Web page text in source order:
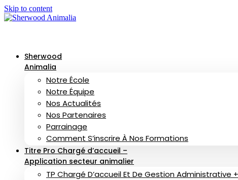
Skip to content
Sherwood
Animalia
Notre École
Notre Équipe
Nos Actualités
Nos Partenaires
Parrainage
Comment S’inscrire À Nos Formations
Titre Pro Chargé d’accueil –
Application secteur animalier
TP Chargé D’accueil Et De Gestion Administrative